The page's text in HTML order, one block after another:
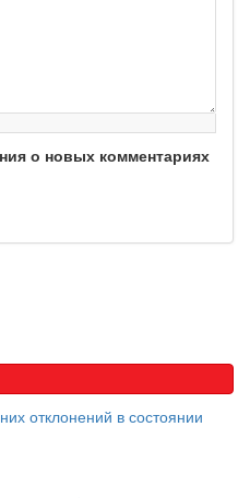
о новых комментариях
отклонений в состоянии